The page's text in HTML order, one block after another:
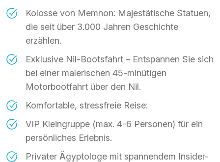
Kolosse von Memnon: Majestätische Statuen,
die seit über 3.000 Jahren Geschichte
erzählen.
Exklusive Nil-Bootsfahrt – Entspannen Sie sich
bei einer malerischen 45-minütigen
Motorbootfahrt über den Nil.
Komfortable, stressfreie Reise:
VIP Kleingruppe (max. 4-6 Personen) für ein
persönliches Erlebnis.
Privater Ägyptologe mit spannendem Insider-